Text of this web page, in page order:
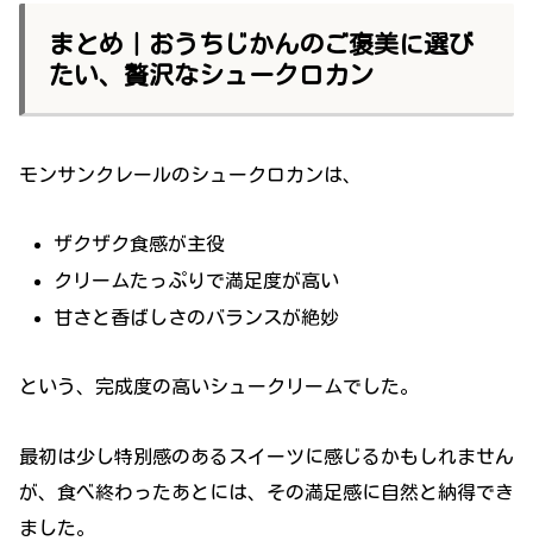
まとめ｜おうちじかんのご褒美に選び
たい、贅沢なシュークロカン
モンサンクレールのシュークロカンは、
ザクザク食感が主役
クリームたっぷりで満足度が高い
甘さと香ばしさのバランスが絶妙
という、完成度の高いシュークリームでした。
最初は少し特別感のあるスイーツに感じるかもしれません
が、食べ終わったあとには、その満足感に自然と納得でき
ました。